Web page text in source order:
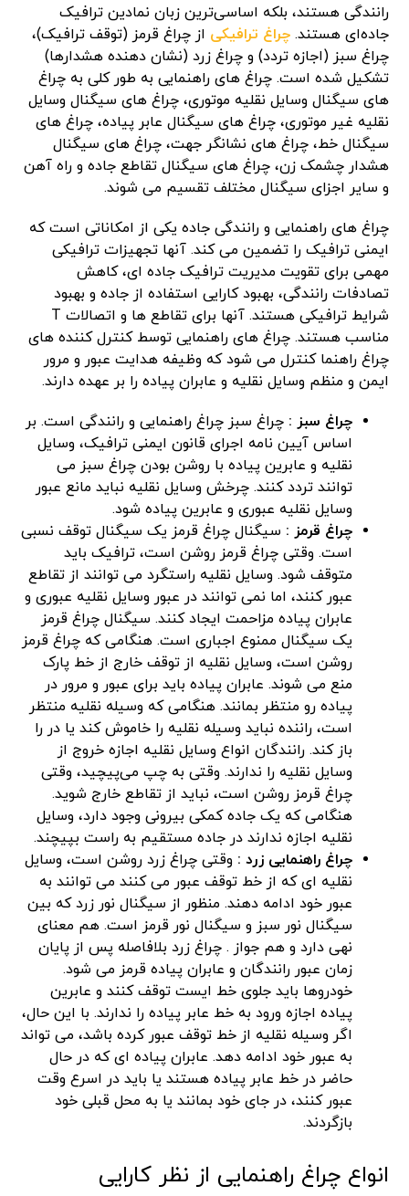
رانندگی هستند، بلکه اساسی‌ترین زبان نمادین ترافیک
جاده‌ای هستند.چراغ ترافیکی از چراغ قرمز (توقف ترافیک)،
چراغ سبز (اجازه تردد) و چراغ زرد (نشان دهنده هشدارها)
تشکیل شده است. چراغ های راهنمایی به طور کلی به چراغ
های سیگنال وسایل نقلیه موتوری، چراغ های سیگنال وسایل
نقلیه غیر موتوری، چراغ های سیگنال عابر پیاده، چراغ های
سیگنال خط، چراغ های نشانگر جهت، چراغ های سیگنال
هشدار چشمک زن، چراغ های سیگنال تقاطع جاده و راه آهن
و سایر اجزای سیگنال مختلف تقسیم می شوند.
چراغ های راهنمایی و رانندگی جاده یکی از امکاناتی است که
ایمنی ترافیک را تضمین می کند. آنها تجهیزات ترافیکی
مهمی برای تقویت مدیریت ترافیک جاده ای، کاهش
تصادفات رانندگی، بهبود کارایی استفاده از جاده و بهبود
شرایط ترافیکی هستند. آنها برای تقاطع ها و اتصالات T
مناسب هستند. چراغ های راهنمایی توسط کنترل کننده های
چراغ راهنما کنترل می شود که وظیفه هدایت عبور و مرور
ایمن و منظم وسایل نقلیه و عابران پیاده را بر عهده دارند.
چراغ سبز : چراغ سبز چراغ راهنمایی و رانندگی است. بر
اساس آیین نامه اجرای قانون ایمنی ترافیک، وسایل
نقلیه و عابرین پیاده با روشن بودن چراغ سبز می
توانند تردد کنند. چرخش وسایل نقلیه نباید مانع عبور
وسایل نقلیه عبوری و عابرین پیاده شود.
چراغ قرمز : سیگنال چراغ قرمز یک سیگنال توقف نسبی
است. وقتی چراغ قرمز روشن است، ترافیک باید
متوقف شود. وسایل نقلیه راستگرد می توانند از تقاطع
عبور کنند، اما نمی توانند در عبور وسایل نقلیه عبوری و
عابران پیاده مزاحمت ایجاد کنند. سیگنال چراغ قرمز
یک سیگنال ممنوع اجباری است. هنگامی که چراغ قرمز
روشن است، وسایل نقلیه از توقف خارج از خط پارک
منع می شوند. عابران پیاده باید برای عبور و مرور در
پیاده رو منتظر بمانند. هنگامی که وسیله نقلیه منتظر
است، راننده نباید وسیله نقلیه را خاموش کند یا در را
باز کند. رانندگان انواع وسایل نقلیه اجازه خروج از
وسایل نقلیه را ندارند. وقتی به چپ می‌پیچید، وقتی
چراغ قرمز روشن است، نباید از تقاطع خارج شوید.
هنگامی که یک جاده کمکی بیرونی وجود دارد، وسایل
نقلیه اجازه ندارند در جاده مستقیم به راست بپیچند.
چراغ راهنمایی زرد : وقتی چراغ زرد روشن است، وسایل
نقلیه ای که از خط توقف عبور می کنند می توانند به
عبور خود ادامه دهند. منظور از سیگنال نور زرد که بین
سیگنال نور سبز و سیگنال نور قرمز است. هم معنای
نهی دارد و هم جواز . چراغ زرد بلافاصله پس از پایان
زمان عبور رانندگان و عابران پیاده قرمز می شود.
خودروها باید جلوی خط ایست توقف کنند و عابرین
پیاده اجازه ورود به خط عابر پیاده را ندارند. با این حال،
اگر وسیله نقلیه از خط توقف عبور کرده باشد، می تواند
به عبور خود ادامه دهد. عابران پیاده ای که در حال
حاضر در خط عابر پیاده هستند یا باید در اسرع وقت
عبور کنند، در جای خود بمانند یا به محل قبلی خود
بازگردند.
انواع چراغ راهنمایی از نظر کارایی